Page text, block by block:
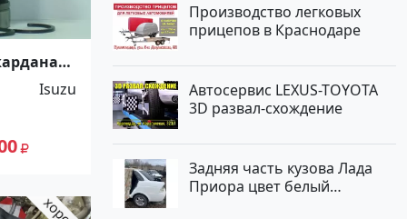
Isuzu
Производство легковых
прицепов в Краснодаре
Автосервис LEXUS-TOYOTA
3D развал-схождение
Задняя часть кузова Лада
Приора цвет белый